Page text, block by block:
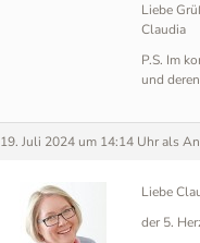
Liebe
Claudia
P.S. Im
und
19. Juli 2024 um 14:14 Uhrals
Liebe
der 5.